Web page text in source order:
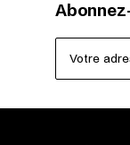
Votre